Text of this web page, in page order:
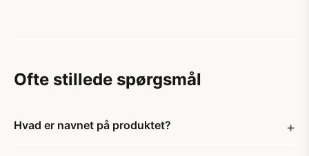
Ofte stillede spørgsmål
Hvad er navnet på produktet?